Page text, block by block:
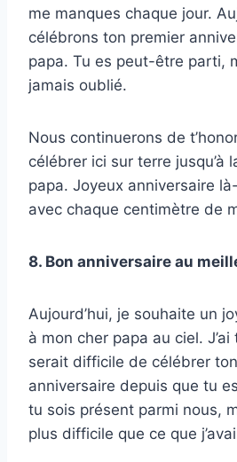
me manques chaque jour.
célébrons ton premier
papa. Tu es peut-être parti,
jamais oublié.
Nous continuerons de
célébrer ici sur terre jusqu’à
papa. Joyeux anniversaire
avec chaque centimètre de
8. Bon anniversaire au
Aujourd’hui, je souhaite un
à mon cher papa au ciel. J’ai
serait difficile de célébrer
anniversaire depuis que tu
tu sois présent parmi nous,
plus difficile que ce que